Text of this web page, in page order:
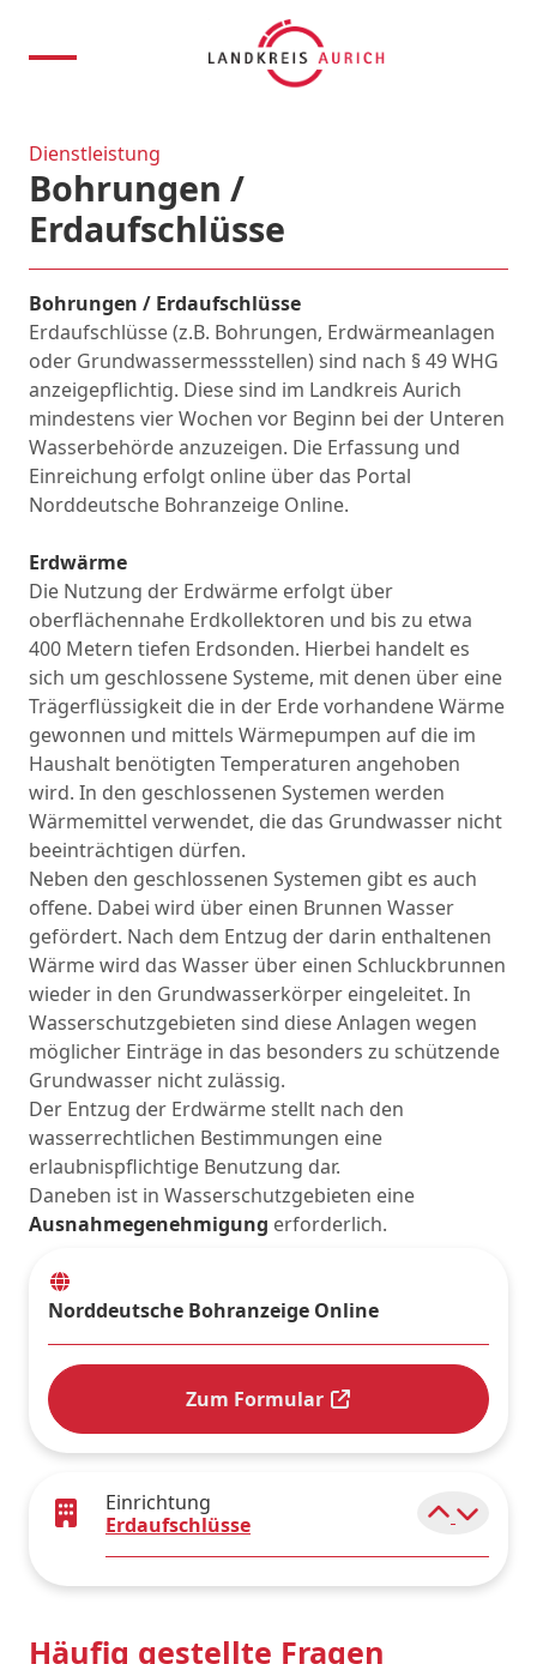
Dienstleistung
Bohrungen /
Erdaufschlüsse
Norddeutsche Bohranzeige Online
Zum Formular
Bohrungen / Erdaufschlüsse
Erdaufschlüsse (z.B. Bohrungen, Erdwärmeanlagen
oder Grundwassermessstellen) sind nach § 49 WHG
anzeigepflichtig. Diese sind im Landkreis Aurich
mindestens vier Wochen vor Beginn bei der Unteren
Wasserbehörde anzuzeigen. Die Erfassung und
Einreichung erfolgt online über das Portal
Norddeutsche Bohranzeige Online.
Erdwärme
Die Nutzung der Erdwärme erfolgt über
oberflächennahe Erdkollektoren und bis zu etwa
400 Metern tiefen Erdsonden. Hierbei handelt es
sich um geschlossene Systeme, mit denen über eine
Trägerflüssigkeit die in der Erde vorhandene Wärme
gewonnen und mittels Wärmepumpen auf die im
Haushalt benötigten Temperaturen angehoben
wird. In den geschlossenen Systemen werden
Wärmemittel verwendet, die das Grundwasser nicht
beeinträchtigen dürfen.
Neben den geschlossenen Systemen gibt es auch
offene. Dabei wird über einen Brunnen Wasser
gefördert. Nach dem Entzug der darin enthaltenen
Wärme wird das Wasser über einen Schluckbrunnen
wieder in den Grundwasserkörper eingeleitet. In
Wasserschutzgebieten sind diese Anlagen wegen
möglicher Einträge in das besonders zu schützende
Grundwasser nicht zulässig.
Der Entzug der Erdwärme stellt nach den
wasserrechtlichen Bestimmungen eine
erlaubnispflichtige Benutzung dar.
Daneben ist in Wasserschutzgebieten eine
Ausnahmegenehmigung erforderlich.
Einrichtung
Erdaufschlüsse
Häufig gestellte Fragen